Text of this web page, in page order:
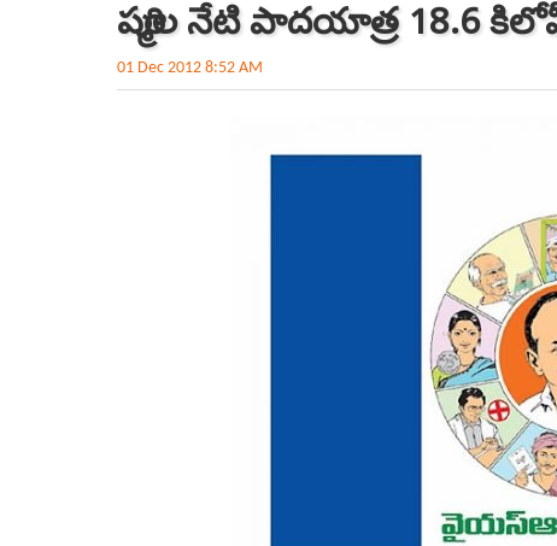
షర్మిల నేటి పాదయాత్ర 18.6
01 Dec 2012 8:52 AM